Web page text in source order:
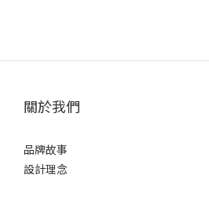
關於我們
品牌故事
設計理念